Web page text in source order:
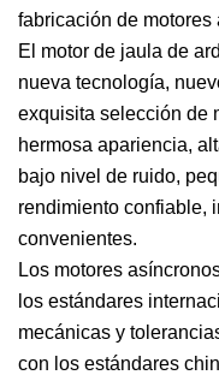
fabricación de motores
El motor de jaula de
nueva tecnología,
exquisita selección de
hermosa apariencia,
bajo nivel de ruido,
rendimiento confiable,
convenientes.
Los motores
los estándares
mecánicas y
con los estándares